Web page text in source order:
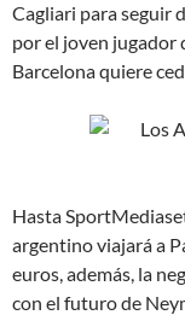
Cagliari para seguir
por el joven jugador
Barcelona quiere
Hasta
argentino viajará a
euros, además, la
con el futuro de